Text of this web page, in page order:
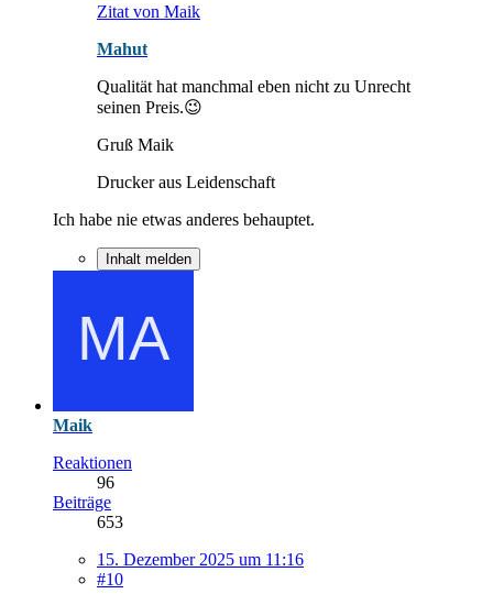
Zitat von Maik
Mahut
Qualität hat manchmal eben nicht zu Unrecht
seinen Preis.😉
Gruß Maik
Drucker aus Leidenschaft
Ich habe nie etwas anderes behauptet.
Inhalt melden
Maik
Reaktionen
96
Beiträge
653
15. Dezember 2025 um 11:16
#10